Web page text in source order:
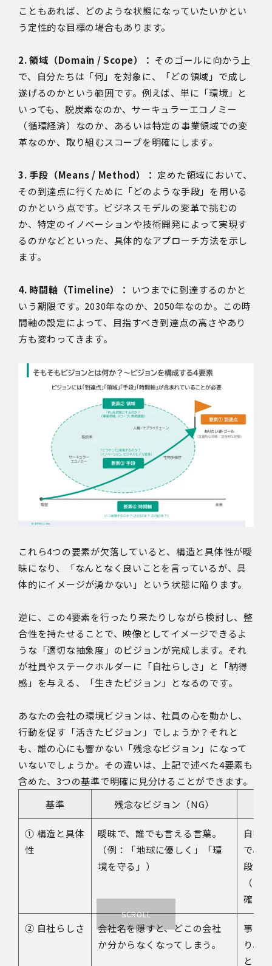
こともあれば、どのような状態になっていたいかとい
う定性的な目標の場合もあります。
2. 領域（Domain / Scope）： そのゴールに向かう上
で、自分たちは「何」を対象に、「どの領域」で成し
遂げるのかという範囲です。例えば、単に「環境」と
いっても、脱炭素なのか、サーキュラーエコノミー
（循環経済）なのか、あるいは特定の事業領域での変
革なのか、取り組むスコープを明確にします。
3. 手段（Means / Method）： 定めた領域において、
その到達点に行くために「どのような手段」を用いる
のかという点です。ビジネスモデルの変革で挑むの
か、特定のイノベーションや技術開発によって実現す
るのかなどといった、具体的なアプローチ方法を示し
ます。
4. 時間軸（Timeline）：
いつまでに到達するのかと
いう期限です。2030年なのか、2050年なのか。この時
間軸の設定によって、目指すべき到達点の高さやあり
方も変わってきます。
これら4つの要素が欠落していると、構造と具体性が曖
昧になり、「なんとなく良いことを言っているが、具
体的にイメージが湧かない」という状態に陥ります。
逆に、この4要素を行ったり来たりしながら検討し、整
合性を持たせることで、映像としてイメージできるよ
うな「適切な抽象度」のビジョンが完成します。それ
が社員やステークホルダーに「自社らしさ」と「納得
感」を与える、「生きたビジョン」となるのです。
あなたの会社の環境ビジョンは、社員の心を動かし、
行動を促す「活きたビジョン」でしょうか？それと
も、誰の心にも響かない「残念なビジョン」になって
いないでしょうか。その違いは、上記で述べた4要素も
含めた、3つの基準で明確に見分けることができます。
基準
残念なビジョン（NG）
① 構造と具体
性
曖昧で、誰でも言える言葉。
（例：「地球に優しく」「環
境を守る」）
自社
で、
段）
（到
確に
② 自社らしさ
会社名を隠すと、どこの会社
か分からなくなってしまう。
事業
り、
とい